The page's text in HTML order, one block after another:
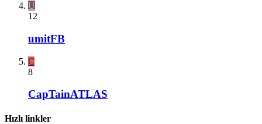
U
12
umitFB
C
8
CapTainATLAS
Hızlı linkler